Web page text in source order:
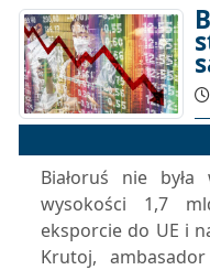
Białoruś nie
wysokości 1,7
eksporcie do UE i
Krutoj,